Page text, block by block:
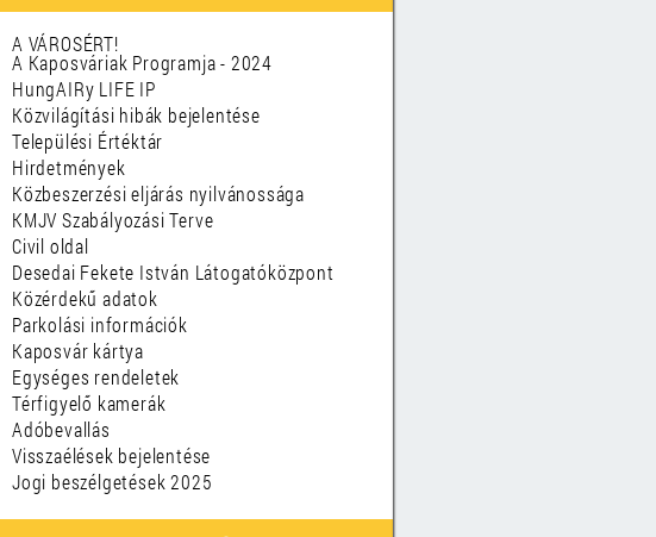
A VÁROSÉRT!
A Kaposváriak Programja - 2024
HungAIRy LIFE IP
Közvilágítási hibák bejelentése
Települési Értéktár
Hirdetmények
Közbeszerzési eljárás nyilvánossága
KMJV Szabályozási Terve
Civil oldal
Desedai Fekete István Látogatóközpont
Közérdekű adatok
Parkolási információk
Kaposvár kártya
Egységes rendeletek
Térfigyelő kamerák
Adóbevallás
Visszaélések bejelentése
Jogi beszélgetések 2025